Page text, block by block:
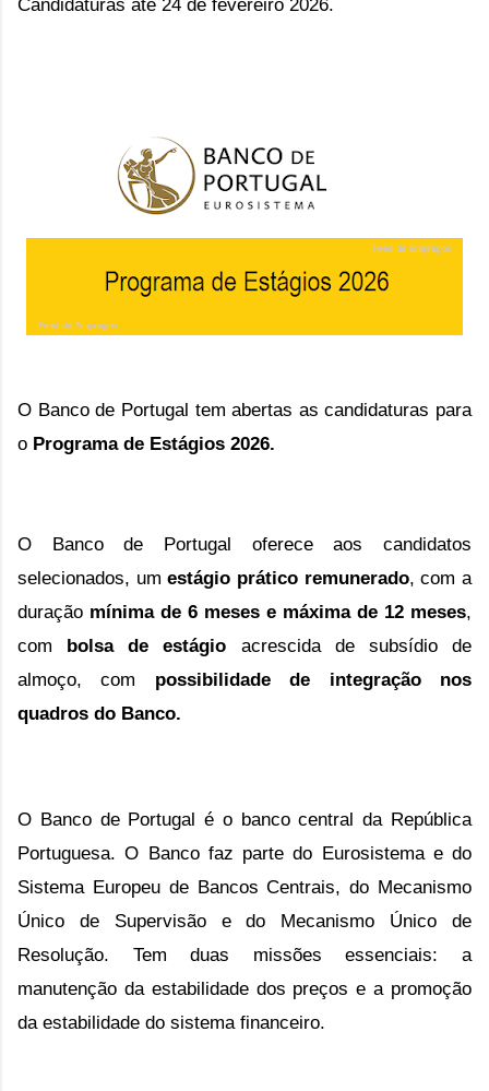
Candidaturas até 24 de fevereiro 2026.
O Banco de Portugal tem abertas as candidaturas para
o Programa de Estágios 2026.
O Banco de Portugal oferece aos candidatos
selecionados, umestágio prático remunerado, com a
duração mínima de 6 meses e máxima de 12 meses,
com bolsa de estágio acrescida de subsídio de
almoço, com possibilidade de integração nos
quadros do Banco.
O Banco de Portugal é o banco central da República
Portuguesa. O Banco faz parte do Eurosistema e do
Sistema Europeu de Bancos Centrais, do Mecanismo
Único de Supervisão e do Mecanismo Único de
Resolução. Tem duas missões essenciais: a
manutenção da estabilidade dos preços e a promoção
da estabilidade do sistema financeiro.